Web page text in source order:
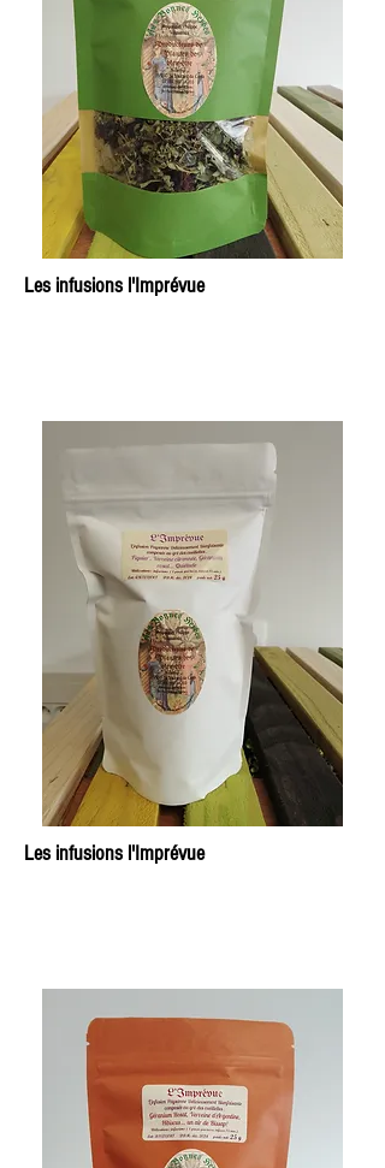
Les infusions l'Imprévue
Les infusions l'Imprévue